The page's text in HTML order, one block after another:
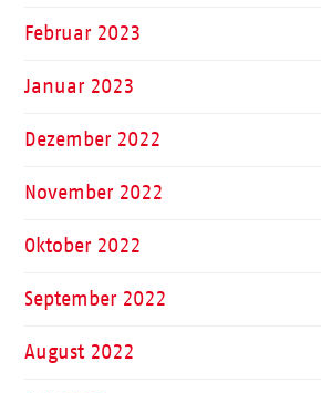
Februar 2023
Januar 2023
Dezember 2022
November 2022
Oktober 2022
September 2022
August 2022